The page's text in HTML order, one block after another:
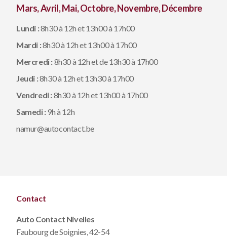
Mars, Avril, Mai, Octobre, Novembre, Décembre
Lundi :8h30 à 12h et 13h00 à 17h00
Mardi :8h30 à 12h et 13h00 à 17h00
Mercredi :8h30 à 12h et de 13h30 à 17h00
Jeudi :8h30 à 12h et 13h30 à 17h00
Vendredi :8h30 à 12h et 13h00 à 17h00
Samedi:9h à 12h
namur@autocontact.be
Contact
Auto Contact Nivelles
Faubourg de Soignies, 42-54